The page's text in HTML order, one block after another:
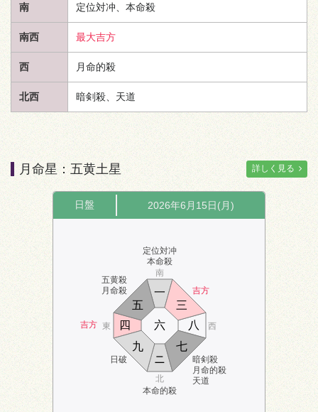
南 定位対冲、本命殺
南西 最大吉方
西 月命的殺
北西 暗剣殺、 天道
月命星：五黄土星 詳しく見る
日盤 2026年6月15日(月)
五黄殺
月命殺
定位対冲
本命殺
吉方
吉方
日破
本命的殺
暗剣殺
月命的殺
天道
南
北
東 西
ニ
三
四
五
六
七
八
九
一